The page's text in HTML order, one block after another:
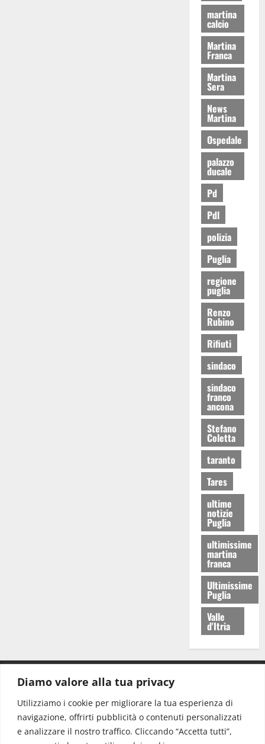
Diamo valore alla tua privacy
Utilizziamo i cookie per migliorare la tua esperienza di
navigazione, offrirti pubblicità o contenuti personalizzati
e analizzare il nostro traffico. Cliccando “Accetta tutti”,
martina
calcio
Martina
Franca
Martina
Sera
News
Martina
Ospedale
palazzo
ducale
Pd
Pdl
polizia
Puglia
regione
puglia
Renzo
Rubino
Rifiuti
sindaco
sindaco
franco
ancona
Stefano
Coletta
taranto
Tares
ultime
notizie
Puglia
ultimissime
martina
franca
Ultimissime
Puglia
Valle
d'Itria
Redazione: redazione@www.martinasera.it
Direttore:direttore@www.martinasera.it